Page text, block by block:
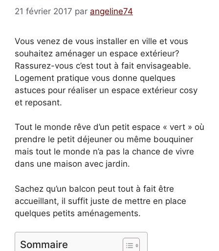
21 février 2017 par angeline74
Vous venez de vous installer en ville et vous
souhaitez aménager un espace extérieur?
Rassurez-vous c’est tout à fait envisageable.
Logement pratique vous donne quelques
astuces pour réaliser un espace extérieur cosy
et reposant.
Tout le monde rêve d’un petit espace « vert » où
prendre le petit déjeuner ou même bouquiner
mais tout le monde n’a pas la chance de vivre
dans une maison avec jardin.
Sachez qu’un balcon peut tout à fait être
accueillant, il suffit juste de mettre en place
quelques petits aménagements.
Sommaire